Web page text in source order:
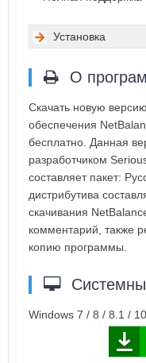
Установка
О
Скачать новую
обеспечения
бесплатно. Данная
разработчиком
составляет пакет:
дистрибутива
скачивания
комментарий, также
копию программы.
Windows 7 / 8 / 8.1 / 10